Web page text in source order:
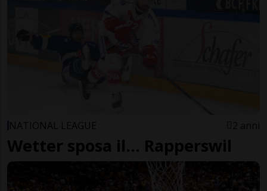
NATIONAL LEAGUE 2 anni
Wetter sposa il... Rapperswil